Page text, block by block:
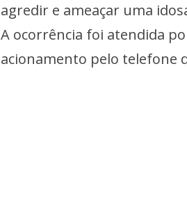
agredir e ameaçar uma
A ocorrência foi atendida
acionamento pelo telefone